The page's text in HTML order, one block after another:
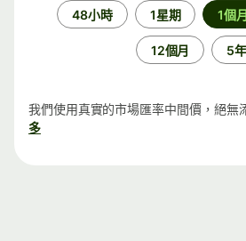
48小時 1星期 1個月
12個月 5年
我們使用真實的市場匯率中間價，絕無
多